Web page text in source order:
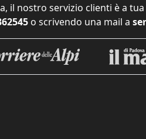
il nostro servizio clienti è a
o scrivendo una mail a